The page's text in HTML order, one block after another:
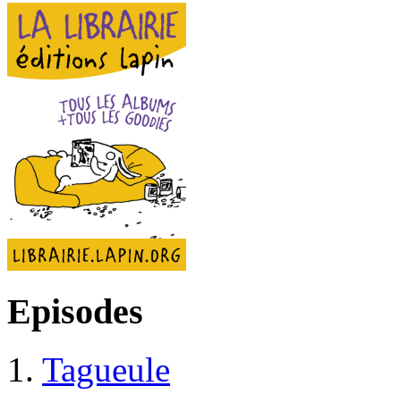
Episodes
1. Tagueule